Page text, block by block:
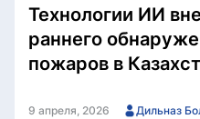
Спорт
Видео
Мир
Послание
Технологии ИИ
раннего
пожаров в
9 апреля, 2026 Дильназ